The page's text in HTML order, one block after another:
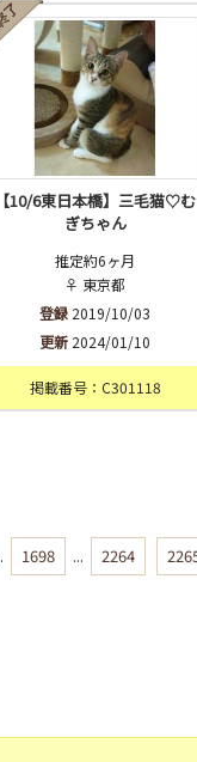
【10/6東日本橋】三毛猫♡む
ぎちゃん
推定約6ヶ月
♀ 東京都
登録 2019/10/03
更新 2024/01/10
掲載番号：C301118
1698 ... 2264